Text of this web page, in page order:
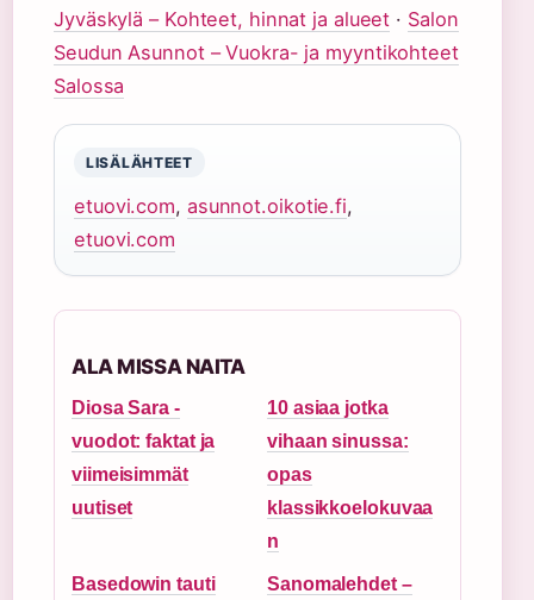
Jyväskylä – Kohteet, hinnat ja alueet · Salon
Seudun Asunnot – Vuokra- ja myyntikohteet
Salossa
LISÄLÄHTEET
etuovi.com, asunnot.oikotie.fi,
etuovi.com
ALA MISSA NAITA
Diosa Sara -
vuodot: faktat ja
viimeisimmät
uutiset
10 asiaa jotka
vihaan sinussa:
opas
klassikkoelokuvaa
n
Basedowin tauti Sanomalehdet –